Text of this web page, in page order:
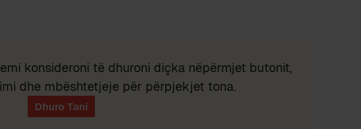
konsideroni të dhuroni diçka nëpërmjet butonit,
dhe mbështetjeje për përpjekjet tona.